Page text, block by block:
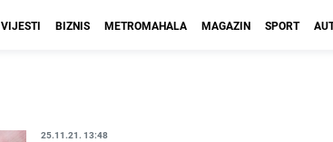
VIJESTI BIZNIS METROMAHALA MAGAZIN SPORT
25.11.21. 13:48